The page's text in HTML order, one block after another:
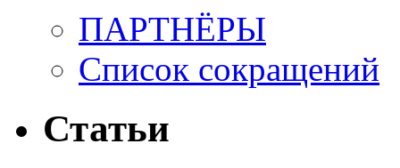
ПАРТНЁРЫ
Список сокращений
Статьи